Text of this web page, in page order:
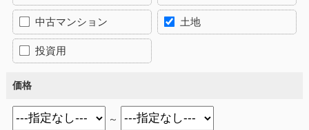
中古マンション 土地
投資用
価格
～